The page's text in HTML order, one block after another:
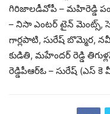
గిరిజాలడీవోపీ – మహిరెడ్డి
– నిసా ఎంటర్ టైన్ మెంట్స్,
గార్లపాటి, సురేష్ బొమ్మెర,
కుడితి, మహేందర్ రెడ్డి
రెడ్డిపీఆర్ఓ – సురేష్ (ఎస్